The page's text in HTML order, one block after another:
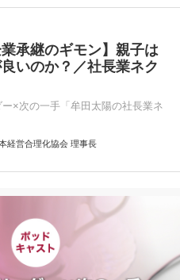
業承継のギモン】親子は
いのか？／社長業ネク
ー×次の一手「牟田太陽の社長業ネ
経営合理化協会 理事長